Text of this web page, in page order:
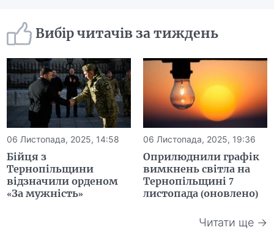
Вибір читачів за тиждень
06 Листопада, 2025, 14:58
Бійця з
Тернопільщини
відзначили орденом
«За мужність»
06 Листопада, 2025, 19:36
Оприлюднили графік
вимкнень світла на
Тернопільщині 7
листопада (оновлено)
Читати ще →